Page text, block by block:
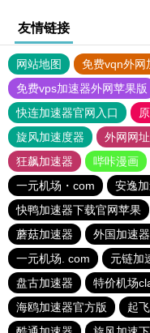
友情链接
网站地图 免费vqn外网
免费vps加速器外网苹果版
快连加速器官网入口
旋风加速度器
外网网
狂飙加速器
哔咔漫画
一元机场・com
安逸
快鸭加速器下载官网苹果
蘑菇加速器
外国加速
一元机场. com
元链加
盘古加速器
特价机场
海鸥加速器官方版
起